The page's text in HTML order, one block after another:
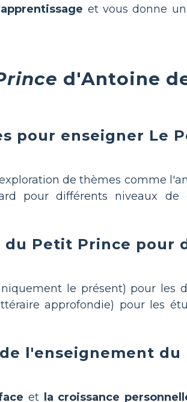
et vous donne
d'Antoine
pour enseigner Le
de thèmes comme
pour différents niveaux de
du Petit Prince pour
le présent) pour les
approfondie) pour les
l'enseignement du
et la croissance